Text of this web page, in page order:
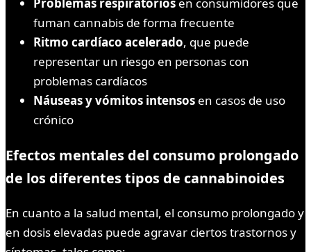
fuman cannabis de forma frecuente
Ritmo cardíaco acelerado, que puede
representar un riesgo en personas con
problemas cardíacos
Náuseas y vómitos intensos en casos de uso
crónico
Efectos mentales del consumo prolongado
de los diferentes tipos de cannabinoides
En cuanto a la salud mental, el consumo prolongado y
en dosis elevadas puede agravar ciertos trastornos y